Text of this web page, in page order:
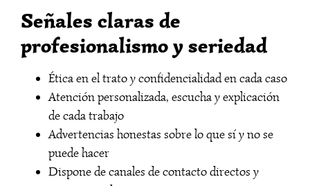
Señales claras de
profesionalismo y seriedad
Ética en el trato y confidencialidad en cada caso
Atención personalizada, escucha y explicación
de cada trabajo
Advertencias honestas sobre lo que sí y no se
puede hacer
Dispone de canales de contacto directos y